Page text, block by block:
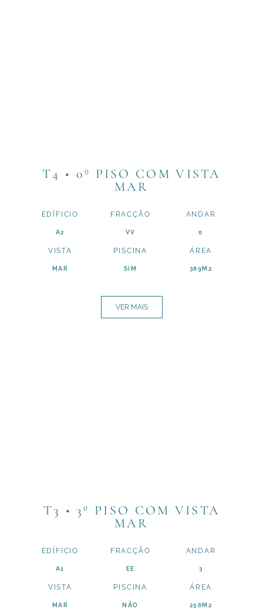
T4 • 0º PISO COM VISTA
MAR
EDÍFICIO
A2
FRACÇÃO
VV
ANDAR
0
VISTA
MAR
PISCINA
SIM
ÁREA
389M2
VER MAIS
T3 • 3º PISO COM VISTA
MAR
EDÍFICIO
A1
FRACÇÃO
EE
ANDAR
3
VISTA
MAR
PISCINA
NÃO
ÁREA
256M2